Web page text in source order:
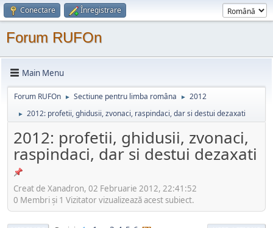
Conectare Înregistrare
Forum RUFOn
Main Menu
Forum RUFOn ► Sectiune pentru limba româna ► 2012
► 2012: profetii, ghidusii, zvonaci, raspindaci, dar si destui dezaxati
2012: profetii, ghidusii, zvonaci,
raspindaci, dar si destui dezaxati
Creat de Xanadron, 02 Februarie 2012, 22:41:52
0 Membri şi 1 Vizitator vizualizează acest subiect.